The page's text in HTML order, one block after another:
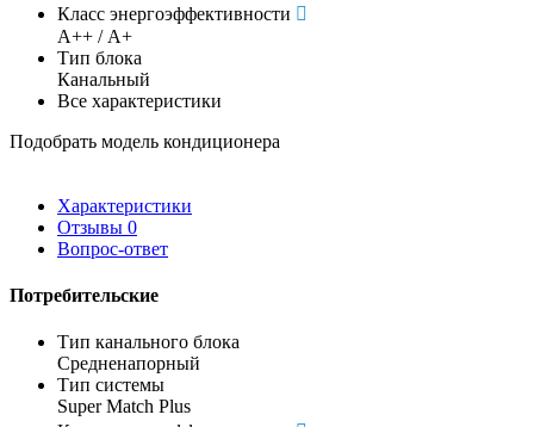
Класс энергоэффективности
А++ / А+
Тип блока
Канальный
Все характеристики
Подобрать модель кондиционера
Характеристики
Отзывы 0
Вопрос-ответ
Потребительские
Тип канального блока
Средненапорный
Тип системы
Super Match Plus